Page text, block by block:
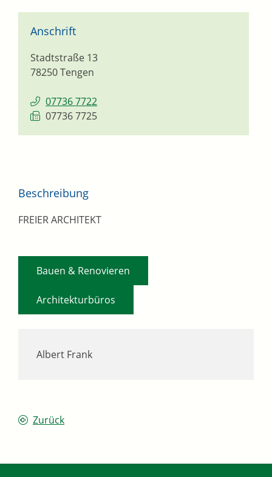
Anschrift
Stadtstraße 13
78250Tengen
07736 7722
07736 7725
Albert Frank
Beschreibung
FREIER ARCHITEKT
Bauen & Renovieren
Architekturbüros
Zurück